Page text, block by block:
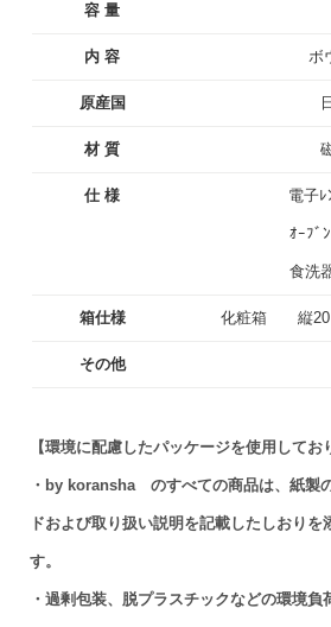
容 量
内 容 ボ
原産国
材 質
仕 様 電子
ｵｰﾌ
食洗
箱仕様 化粧箱 縦20
その他
【環境に配慮したパッケージを使用してお
・by koransha のすべての商品は、紙製
ドおよび取り扱い説明を記載したしおりを
す。
・過剰包装、脱プラスチックなどの環境